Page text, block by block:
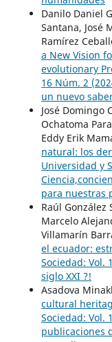
Danilo Daniel
Santana, José
Ramírez
a New Vision
evolutionary
16 Núm. 2
un nuevo
José Domingo
Ochatoma
Eddy Erik
natural: los
Universidad y
para nuestras
Raúl González
Marcelo
Villamarín
el ecuador:
Sociedad: Vol.
siglo XXI ?!
Asadova
cultural
Sociedad: Vol.
publicaciones